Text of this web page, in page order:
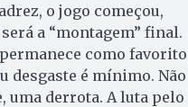
o jogo começou,
a “montagem” final.
permanece como favorito
desgaste é mínimo. Não
uma derrota. A luta pelo